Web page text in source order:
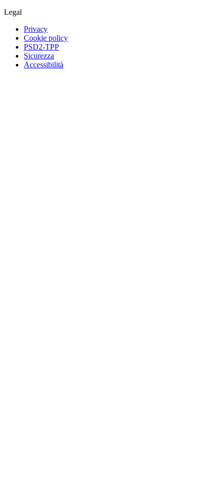
Legal
Privacy
Cookie policy
PSD2-TPP
Sicurezza
Accessibilità